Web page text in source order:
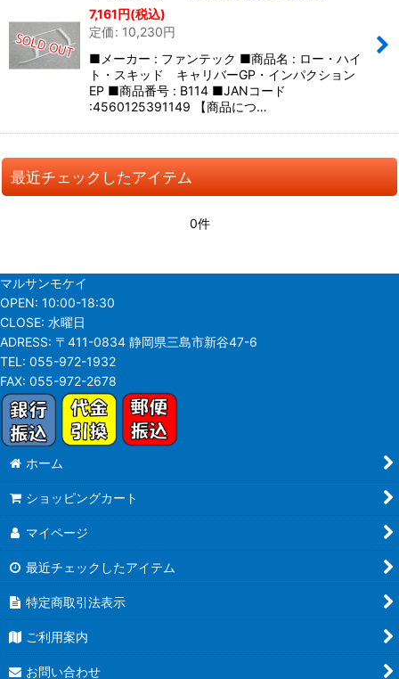
7,161円(税込)
定価: 10,230円
■メーカー : ファンテック ■商品名 : ロー・ハイ
ト・スキッド キャリバーGP・インパクション
EP ■商品番号 : B114 ■JANコード
:4560125391149 【商品につ…
最近チェックしたアイテム
0件
マルサンモケイ
OPEN: 10:00-18:30
CLOSE: 水曜日
ADRESS: 〒411-0834 静岡県三島市新谷47-6
TEL: 055-972-1932
FAX: 055-972-2678
ホーム
ショッピングカート
マイページ
最近チェックしたアイテム
特定商取引法表示
ご利用案内
お問い合わせ